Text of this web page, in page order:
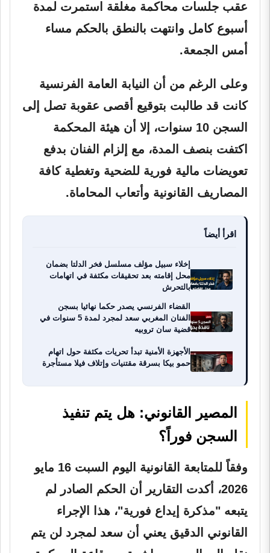
عقب جلسات محاكمة مغلقة استمرت لمدة
أسبوع كامل وانتهت بالنطق بالحكم مساء
أمس الجمعة.
وعلى الرغم من أن النيابة العامة الفرنسية
كانت قد طالبت بتوقيع أقصى عقوبة تصل إلى
السجن 10 سنوات، إلا أن هيئة المحكمة
اكتفت بنصف المدة، مع إلزام الفنان بدفع
تعويضات مالية فورية للضحية وتغطية كافة
المصاريف القانونية وأتعاب المحاماة.
اقرأ أيضاً
إخلاء سبيل مؤلف مسلسل فخر الدلتا بضمان
محل إقامته بعد تحقيقات مكثفة في اتهامات
بالتحرش
القضاء الفرنسي يصدر حكما نهائيا بسجن
الفنان المغربي سعد لمجرد لمدة 5 سنوات في
قضية سان تروبيه
الأجهزة الأمنية تبدأ تحريات مكثفة حول اتهام
حمو بيكا بسرقة مقتنيات وإتلاف فيلا مستأجرة
المصير القانوني: هل يتم تنفيذ
السجن فوراً؟
وفقاً للمتابعة القانونية اليوم السبت 16 مايو
2026، أكدت التقارير أن الحكم الصادر لم
يتبعه "مذكرة إيداع فورية"، هذا الإجراء
القانوني الدقيق يعني أن سعد لمجرد لن يتم